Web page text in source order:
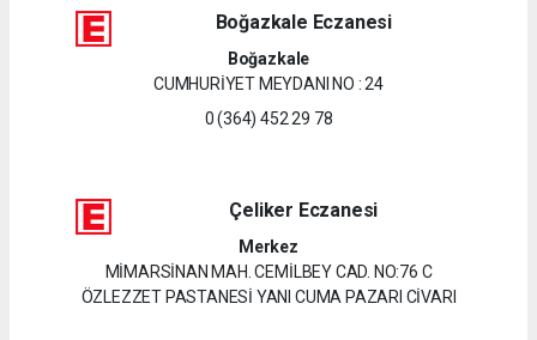
Boğazkale Eczanesi
Boğazkale
CUMHURİYET MEYDANI NO : 24
0 (364) 452 29 78
Çeliker Eczanesi
Merkez
MİMARSİNAN MAH. CEMİLBEY CAD. NO:76 C
ÖZLEZZET PASTANESİ YANI CUMA PAZARI CİVARI